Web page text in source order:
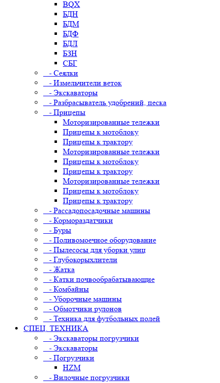
BQX
БДН
БДМ
БДФ
БДЛ
БЗН
СБГ
- Сеялки
- Измельчители веток
- Экскаваторы
- Разбрасыватель удобрений, песка
- Прицепы
Моторизированные тележки
Прицепы к мотоблоку
Прицепы к трактору
Моторизированные тележки
Прицепы к мотоблоку
Прицепы к трактору
Моторизированные тележки
Прицепы к мотоблоку
Прицепы к трактору
- Рассадопосадочные машины
- Кормораздатчики
- Буры
- Поливомоечное оборудование
- Пылесосы для уборки улиц
- Глубокорыхлители
- Жатка
- Катки почвообрабатывающие
- Комбайны
- Уборочные машины
- Обмотчики рулонов
- Техника для футбольных полей
СПЕЦ. ТЕХНИКА
- Экскаваторы погрузчики
- Экскаваторы
- Погрузчики
HZM
- Вилочные погрузчики